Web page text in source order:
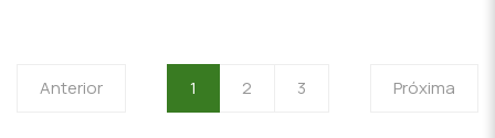
Anterior 1 2 3 Próxima